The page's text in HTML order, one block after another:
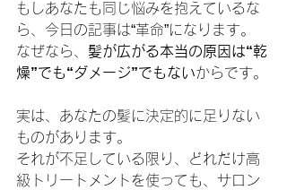
もしあなたも同じ悩みを抱えているな
ら、今日の記事は“革命”になります。
なぜなら、 髪が広がる本当の原因は“乾
燥”でも“ダメージ”でもないからです。
実は、あなたの髪に決定的に足りない
ものがあります。
それが不足している限り、どれだけ高
級トリートメントを使っても、サロン